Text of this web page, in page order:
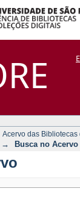
no Acervo
+
Acervo das Bibliotecas
→ Busca no Acervo